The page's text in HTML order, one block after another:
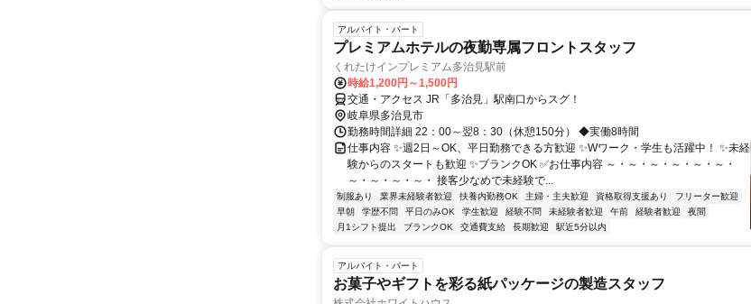
アルバイト・パート
プレミアムホテルの夜勤専属フロントスタッフ
くれたけインプレミアム多治見駅前
時給1,200円～1,500円
交通・アクセス JR「多治見」駅南口からスグ！
岐阜県多治見市
勤務時間詳細 22：00～翌8：30（休憩150分） ◆実働8時間
仕事内容 ✨週2日～OK、平日勤務できる方歓迎 ✨Wワーク・学生も活躍中！ ✨未経
験からのスタートも歓迎 ✨ブランクOK ✅お仕事内容 ～・～・～・～・～・～・
～・～・～・～・ 接客少なめで未経験で...
制服あり 業界未経験者歓迎 扶養内勤務OK 主婦・主夫歓迎 資格取得支援あり
フリーター歓迎
早朝
学歴不問 平日のみOK 学生歓迎 経験不問 未経験者歓迎 午前 経験者歓迎
夜間
月1シフト提出
ブランクOK 交通費支給 長期歓迎 駅近5分以内
アルバイト・パート
お菓子やギフトを彩る紙パッケージの製造スタッフ